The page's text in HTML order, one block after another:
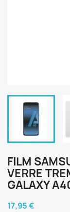
FILM
VERRE
GALAXY
17,95 €